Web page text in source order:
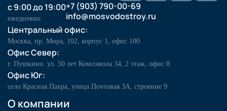
О компании
с 9:00 до 19:00
ежедневно
+7 (903) 790-00-69
info@mosvodostroy.ru
Центральный офис:
Москва, пр. Мира, 102, корпус 1, офис 100
Офис Север:
г. Пушкино. ул. 50 лет Комсомола 34, 2 этаж, офис 8
Офис Юг:
село Красная Пахра, улица Почтовая 3А, строение 9